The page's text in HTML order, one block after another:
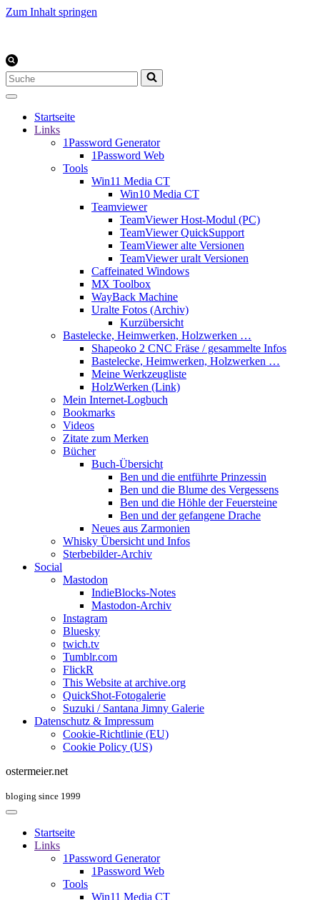
Zum Inhalt springen
Suchen
nach …
Startseite
Links
1Password Generator
1Password Web
Tools
Win11 Media CT
Win10 Media CT
Teamviewer
TeamViewer Host-Modul (PC)
TeamViewer QuickSupport
TeamViewer alte Versionen
TeamViewer uralt Versionen
Caffeinated Windows
MX Toolbox
WayBack Machine
Uralte Fotos (Archiv)
Kurzübersicht
Bastelecke, Heimwerken, Holzwerken …
Shapeoko 2 CNC Fräse / gesammelte Infos
Bastelecke, Heimwerken, Holzwerken …
Meine Werkzeugliste
HolzWerken (Link)
Mein Internet-Logbuch
Bookmarks
Videos
Zitate zum Merken
Bücher
Buch-Übersicht
Ben und die entführte Prinzessin
Ben und die Blume des Vergessens
Ben und die Höhle der Feuersteine
Ben und der gefangene Drache
Neues aus Zarmonien
Whisky Übersicht und Infos
Sterbebilder-Archiv
Social
Mastodon
IndieBlocks-Notes
Mastodon-Archiv
Instagram
Bluesky
twich.tv
Tumblr.com
FlickR
This Website at archive.org
QuickShot-Fotogalerie
Suzuki / Santana Jimny Galerie
Datenschutz & Impressum
Cookie-Richtlinie (EU)
Cookie Policy (US)
ostermeier.net
bloging since 1999
Startseite
Links
1Password Generator
1Password Web
Tools
Win11 Media CT